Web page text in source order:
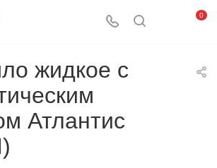
0
жидкое с
Атлантис